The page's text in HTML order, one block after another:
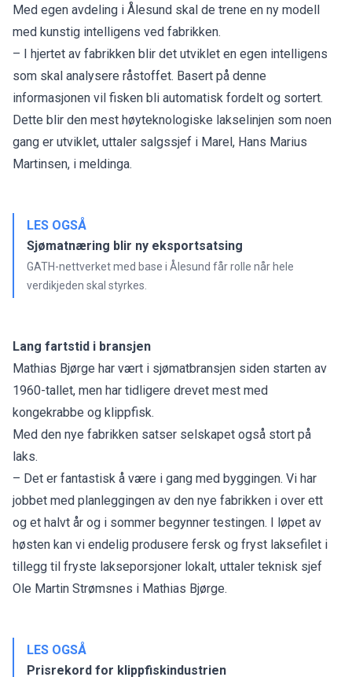
Med egen avdeling i Ålesund skal de trene en ny modell
med kunstig intelligens ved fabrikken.
– I hjertet av fabrikken blir det utviklet en egen intelligens
som skal analysere råstoffet. Basert på denne
informasjonen vil fisken bli automatisk fordelt og sortert.
Dette blir den mest høyteknologiske lakselinjen som noen
gang er utviklet, uttaler salgssjef i Marel, Hans Marius
Martinsen, i meldinga.
LES OGSÅ
Sjømatnæring blir ny eksportsatsing
GATH-nettverket med base i Ålesund får rolle når hele
verdikjeden skal styrkes.
Lang fartstid i bransjen
Mathias Bjørge har vært i sjømatbransjen siden starten av
1960-tallet, men har tidligere drevet mest med
kongekrabbe og klippfisk.
Med den nye fabrikken satser selskapet også stort på
laks.
– Det er fantastisk å være i gang med byggingen. Vi har
jobbet med planleggingen av den nye fabrikken i over ett
og et halvt år og i sommer begynner testingen. I løpet av
høsten kan vi endelig produsere fersk og fryst laksefilet i
tillegg til fryste lakseporsjoner lokalt, uttaler teknisk sjef
Ole Martin Strømsnes i Mathias Bjørge.
LES OGSÅ
Prisrekord for klippfiskindustrien